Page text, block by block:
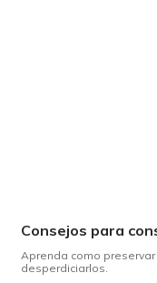
Aprenda como
desperdiciarlos.